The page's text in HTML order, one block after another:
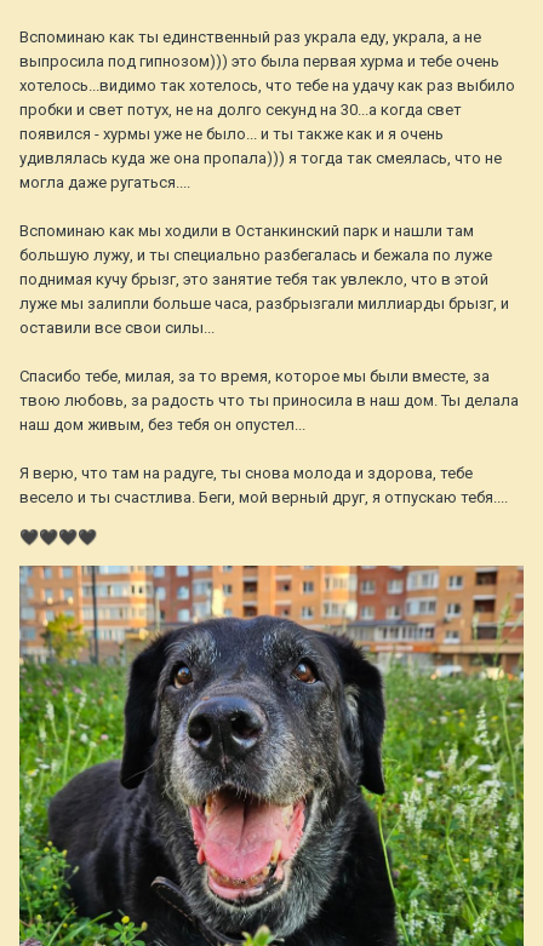
Вспоминаю как ты единственный раз украла еду, украла, а не
выпросила под гипнозом))) это была первая хурма и тебе очень
хотелось...видимо так хотелось, что тебе на удачу как раз выбило
пробки и свет потух, не на долго секунд на 30...а когда свет
появился - хурмы уже не было... и ты также как и я очень
удивлялась куда же она пропала))) я тогда так смеялась, что не
могла даже ругаться....
Вспоминаю как мы ходили в Останкинский парк и нашли там
большую лужу, и ты специально разбегалась и бежала по луже
поднимая кучу брызг, это занятие тебя так увлекло, что в этой
луже мы залипли больше часа, разбрызгали миллиарды брызг, и
оставили все свои силы...
Спасибо тебе, милая, за то время, которое мы были вместе, за
твою любовь, за радость что ты приносила в наш дом. Ты делала
наш дом живым, без тебя он опустел...
Я верю, что там на радуге, ты снова молода и здорова, тебе
весело и ты счастлива. Беги, мой верный друг, я отпускаю тебя....
🖤🖤🖤🖤